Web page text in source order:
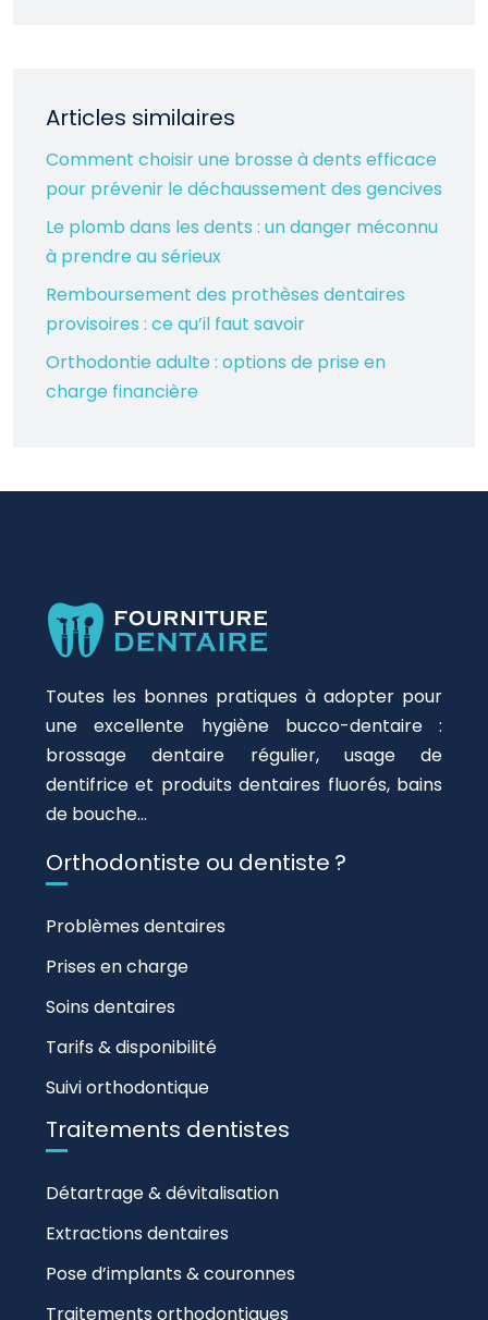
Articles similaires
Comment choisir une brosse à dents efficace
pour prévenir le déchaussement des gencives
Le plomb dans les dents : un danger méconnu
à prendre au sérieux
Remboursement des prothèses dentaires
provisoires : ce qu’il faut savoir
Orthodontie adulte : options de prise en
charge financière
Toutes les bonnes pratiques à adopter pour
une excellente hygiène bucco-dentaire :
brossage dentaire régulier, usage de
dentifrice et produits dentaires fluorés, bains
de bouche…
Orthodontiste ou dentiste ?
Problèmes dentaires
Prises en charge
Soins dentaires
Tarifs & disponibilité
Suivi orthodontique
Traitements dentistes
Détartrage & dévitalisation
Extractions dentaires
Pose d’implants & couronnes
Traitements orthodontiques